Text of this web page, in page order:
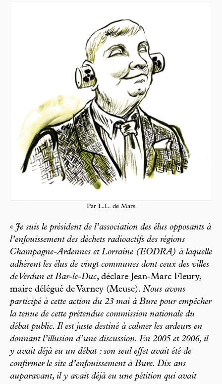
Par L.L. de Mars
« Je suis le président de l’association des élus opposants à
l’enfouissement des déchets radioactifs des régions
Champagne-Ardennes et Lorraine (EODRA) à laquelle
adhèrent les élus de vingt communes dont ceux des villes
de Verdun et Bar-le-Duc, déclare Jean-Marc Fleury,
maire délégué de Varney (Meuse). Nous avons
participé à cette action du 23 mai à Bure pour empêcher
la tenue de cette prétendue commission nationale du
débat public. Il est juste destiné à calmer les ardeurs en
donnant l’illusion d’une discussion. En 2005 et 2006, il
y avait déjà eu un débat : son seul effet avait été de
confirmer le site d’enfouissement à Bure. Dix ans
auparavant, il y avait déjà eu une pétition qui avait